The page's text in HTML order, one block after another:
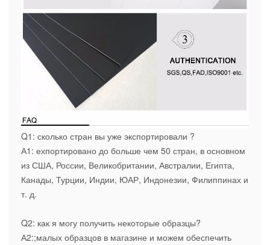
Q1: сколько стран вы уже экспортировали ?
А1: ехпортировано до больше чем 50 стран, в основном
из США, России, Великобритании, Австралии, Египта,
Канады, Турции, Индии, ЮАР, Индонезии, Филиппинах и
т. д.
Q2: как я могу получить некоторые образцы?
А2:;малых образцов в магазине и можем обеспечить